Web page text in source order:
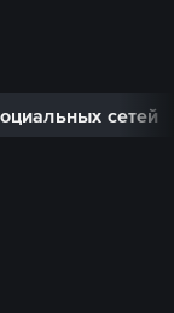
сетей